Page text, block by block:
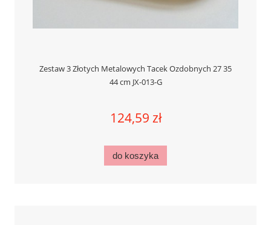
Zestaw 3 Złotych Metalowych Tacek Ozdobnych 27 35
44 cm JX-013-G
124,59 zł
do koszyka